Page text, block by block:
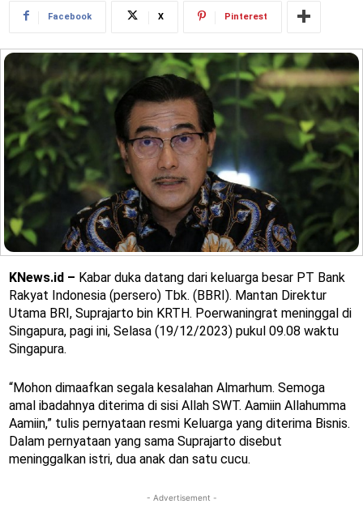
Facebook X Pinterest
KNews.id – Kabar duka datang dari keluarga besar PT Bank
Rakyat Indonesia (persero) Tbk. (BBRI). Mantan Direktur
Utama BRI, Suprajarto bin KRTH. Poerwaningrat meninggal di
Singapura, pagi ini, Selasa (19/12/2023) pukul 09.08 waktu
Singapura.
“Mohon dimaafkan segala kesalahan Almarhum. Semoga
amal ibadahnya diterima di sisi Allah SWT. Aamiin Allahumma
Aamiin,” tulis pernyataan resmi Keluarga yang diterima Bisnis.
Dalam pernyataan yang sama Suprajarto disebut
meninggalkan istri, dua anak dan satu cucu.
- Advertisement -